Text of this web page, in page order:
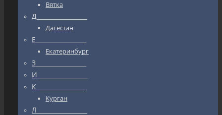
Вятка
Д_________________
Дагестан
Е_________________
Екатеринбург
З_________________
И_________________
К_________________
Курган
Л_________________